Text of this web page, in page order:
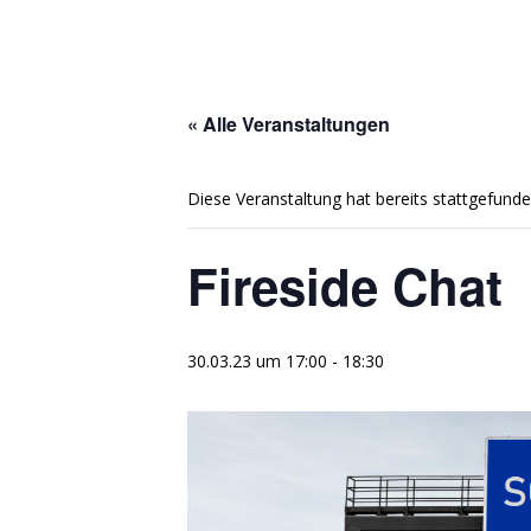
« Alle Veranstaltungen
Diese Veranstaltung hat bereits
Fireside Chat
30.03.23 um 17:00 - 18:30